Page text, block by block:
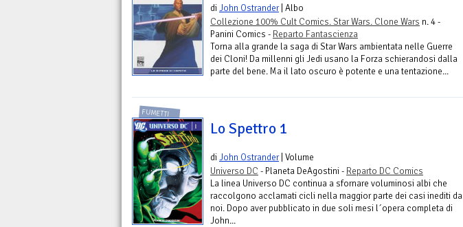
diJohn Ostrander| Albo
Collezione 100% Cult Comics. Star Wars. Clone Wars n. 4 -
Panini Comics - Reparto Fantascienza
Torna alla grande la saga di Star Wars ambientata nelle Guerre
dei Cloni! Da millenni gli Jedi usano la Forza schierandosi dalla
parte del bene. Ma il lato oscuro è potente e una tentazione...
FUMETTI
Lo Spettro 1
diJohn Ostrander| Volume
Universo DC - Planeta DeAgostini - Reparto DC Comics
La linea Universo DC continua a sfornare voluminosi albi che
raccolgono acclamati cicli nella maggior parte dei casi inediti da
noi. Dopo aver pubblicato in due soli mesi l´opera completa di
John...